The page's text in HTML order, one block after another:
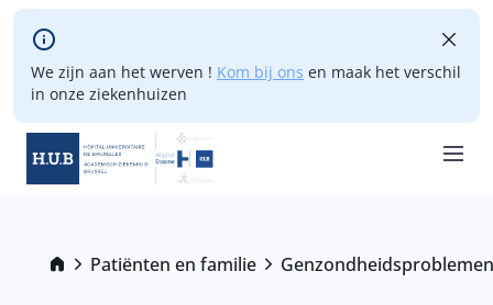
Skip to main content
We zijn aan het werven ! Kom bij ons en maak het verschil
in onze ziekenhuizen
Breadcrumb
Patiënten en familie Genzondheidsproblemen